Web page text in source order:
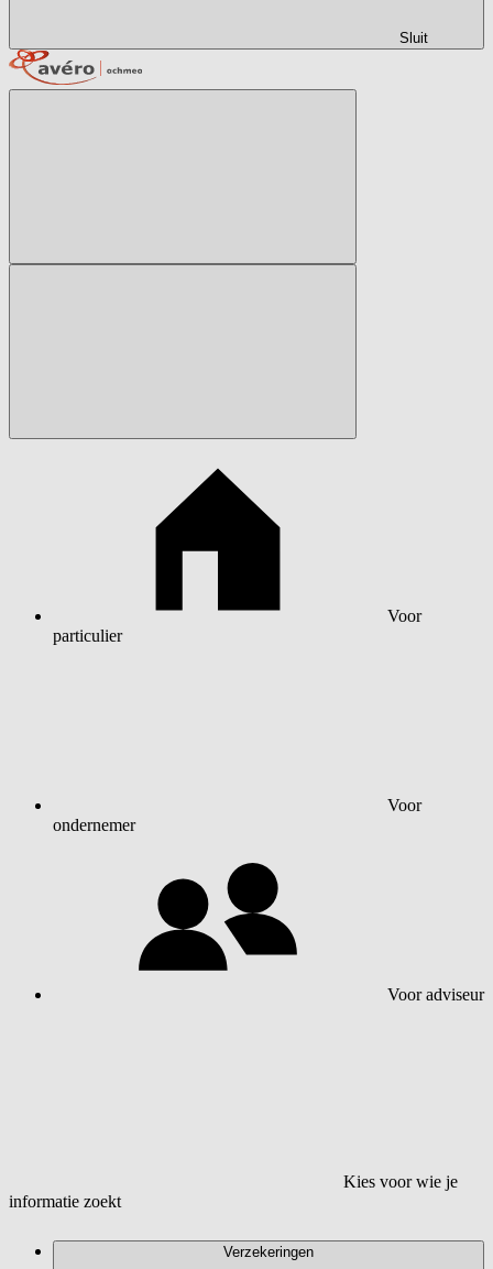
Sluit
Voor
particulier
Voor
ondernemer
Voor adviseur
Kies voor wie je
informatie zoekt
Verzekeringen